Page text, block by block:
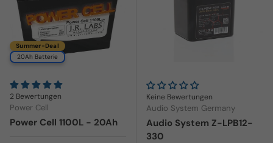
Summer-Deal
20Ah Batterie
2 Bewertungen
Power Cell
Power Cell 1100L - 20Ah
Keine Bewertungen
Audio System Germany
Audio System Z-LPB12-
330